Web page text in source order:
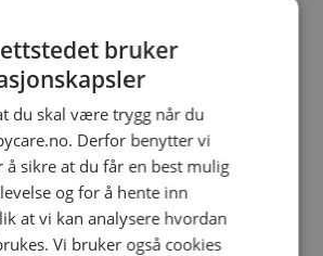
Sløjd Smekke, 2pk, Svane
399,00kr 319,20
Kongens Sløjd, Ellis
kr 503,20
bruker
du skal være trygg når du
Derfor benytter vi
å sikre at du får en best mulig
og for å hente inn
at vi kan analysere hvordan
Vi bruker også cookies